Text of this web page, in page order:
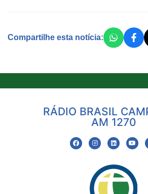
Compartilhe esta notícia:
RÁDIO BRASIL
AM 1270